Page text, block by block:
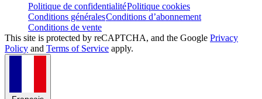
Politique de confidentialitéPolitique cookies
Conditions généralesConditions d’abonnement
Conditions de vente
This site is protected by reCAPTCHA, and the Google Privacy
Policy and Terms of Service apply.